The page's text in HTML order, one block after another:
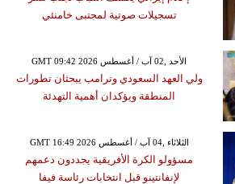
تسجيلات صوتية لمجتبى خامنئي
GMT 09:42 2026 الأحد ,02 آب / أغسطس
ولي العهد السعودي وترامب يبحثان تطورات
المنطقة ويؤكدان أهمية التهدئة
GMT 16:49 2026 الثلاثاء ,04 آب / أغسطس
مسؤولو الكرة الأفريقية يجددون دعمهم
لإنفانتينو قبل انتخابات رئاسة فيفا